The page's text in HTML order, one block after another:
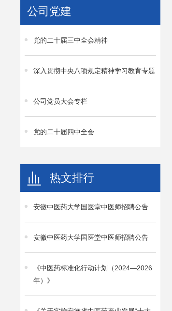
公司党建
党的二十届三中全会精神
深入贯彻中央八项规定精神学习教育专题
公司党员大会专栏
党的二十届四中全会
热文排行
安徽中医药大学国医堂中医师招聘公告
安徽中医药大学国医堂中医师招聘公告
《中医药标准化行动计划（2024—2026
年）》